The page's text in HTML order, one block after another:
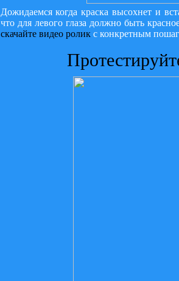
Дожидаемся когда краска высохнет и
что для левого глаза должно быть
скачайте видео роликс конкретным